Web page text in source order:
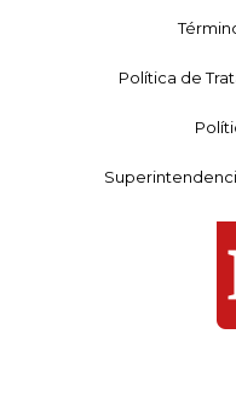
Política de